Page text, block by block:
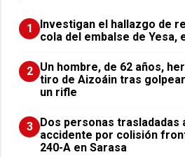
1
Investigan el hallazgo de
cola del embalse de Yesa,
2 Un hombre, de 62 años,
tiro de Aizoáin tras
un rifle
3 ​Dos personas trasladadas
accidente por colisión
240-A en Sarasa